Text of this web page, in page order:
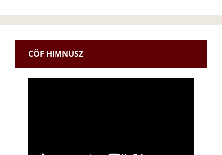
CÖF HIMNUSZ